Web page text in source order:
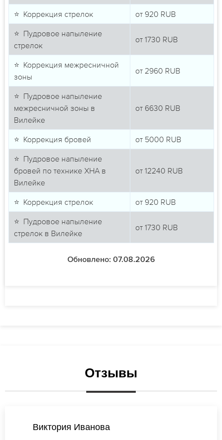
⭐ Коррекция стрелок от 920 RUB
⭐ Пудровое напыление
стрелок
от 1730 RUB
⭐ Коррекция межресничной
зоны
от 2960 RUB
⭐ Пудровое напыление
межресничной зоны в
Вилейке
от 6630 RUB
⭐ Коррекция бровей от 5000 RUB
⭐ Пудровое напыление
бровей по технике ХНА в
Вилейке
от 12240 RUB
⭐ Коррекция стрелок от 920 RUB
⭐ Пудровое напыление
стрелок в Вилейке
от 1730 RUB
Обновлено: 07.08.2026
Отзывы
Валентина Попова